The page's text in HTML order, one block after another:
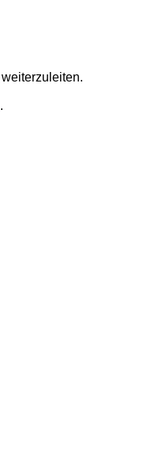
weiterzuleiten.
.